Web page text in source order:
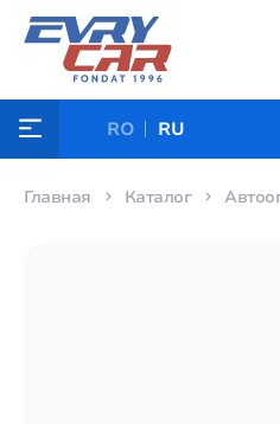
RO RU
Главная Каталог